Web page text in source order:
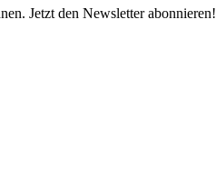
Jetzt den Newsletter abonnieren!